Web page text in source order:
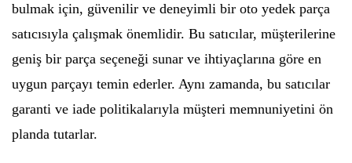
bulmak için, güvenilir ve deneyimli bir oto yedek parça
satıcısıyla çalışmak önemlidir. Bu satıcılar, müşterilerine
geniş bir parça seçeneği sunar ve ihtiyaçlarına göre en
uygun parçayı temin ederler. Aynı zamanda, bu satıcılar
garanti ve iade politikalarıyla müşteri memnuniyetini ön
planda tutarlar.